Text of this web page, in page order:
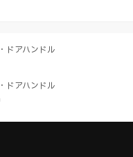
ドアハンドル
ドアハンドル